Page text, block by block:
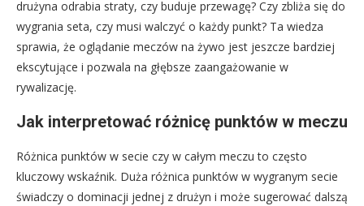
drużyna odrabia straty, czy buduje przewagę? Czy zbliża się do
wygrania seta, czy musi walczyć o każdy punkt? Ta wiedza
sprawia, że oglądanie meczów na żywo jest jeszcze bardziej
ekscytujące i pozwala na głębsze zaangażowanie w
rywalizację.
Jak interpretować różnicę punktów w meczu
Różnica punktów w secie czy w całym meczu to często
kluczowy wskaźnik. Duża różnica punktów w wygranym secie
świadczy o dominacji jednej z drużyn i może sugerować dalszą